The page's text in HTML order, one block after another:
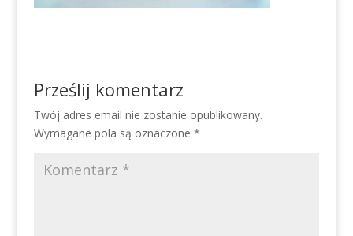
Prześlij komentarz
Twój adres email nie zostanie opublikowany.
Wymagane pola są oznaczone *